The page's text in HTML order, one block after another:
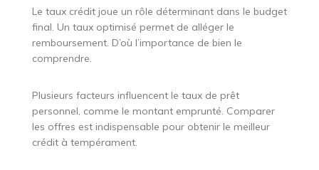
Le taux crédit joue un rôle déterminant dans le budget
final. Un taux optimisé permet de alléger le
remboursement. D’où l’importance de bien le
comprendre.
Plusieurs facteurs influencent le taux de prêt
personnel, comme le montant emprunté. Comparer
les offres est indispensable pour obtenir le meilleur
crédit à tempérament.